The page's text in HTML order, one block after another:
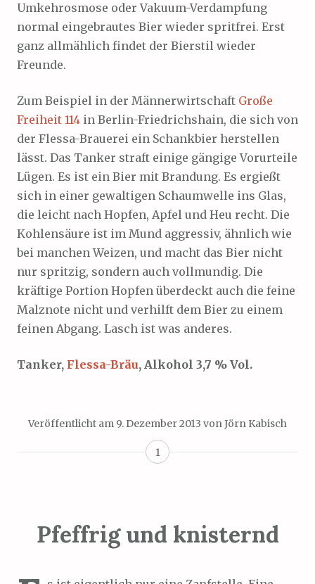
Umkehrosmose oder Vakuum-Verdampfung
normal eingebrautes Bier wieder spritfrei. Erst
ganz allmählich findet der Bierstil wieder
Freunde.
Zum Beispiel in der Männerwirtschaft Große
Freiheit 114 in Berlin-Friedrichshain, die sich von
der Flessa-Brauerei ein Schankbier herstellen
lässt. Das Tanker straft einige gängige Vorurteile
Lügen. Es ist ein Bier mit Brandung. Es ergießt
sich in einer gewaltigen Schaumwelle ins Glas,
die leicht nach Hopfen, Apfel und Heu recht. Die
Kohlensäure ist im Mund aggressiv, ähnlich wie
bei manchen Weizen, und macht das Bier nicht
nur spritzig, sondern auch vollmundig. Die
kräftige Portion Hopfen überdeckt auch die feine
Malznote nicht und verhilft dem Bier zu einem
feinen Abgang. Lasch ist was anderes.
Tanker, Flessa-Bräu, Alkohol 3,7 % Vol.
Veröffentlicht am 9. Dezember 2013 von Jörn Kabisch
1
Pfeffrig und knisternd